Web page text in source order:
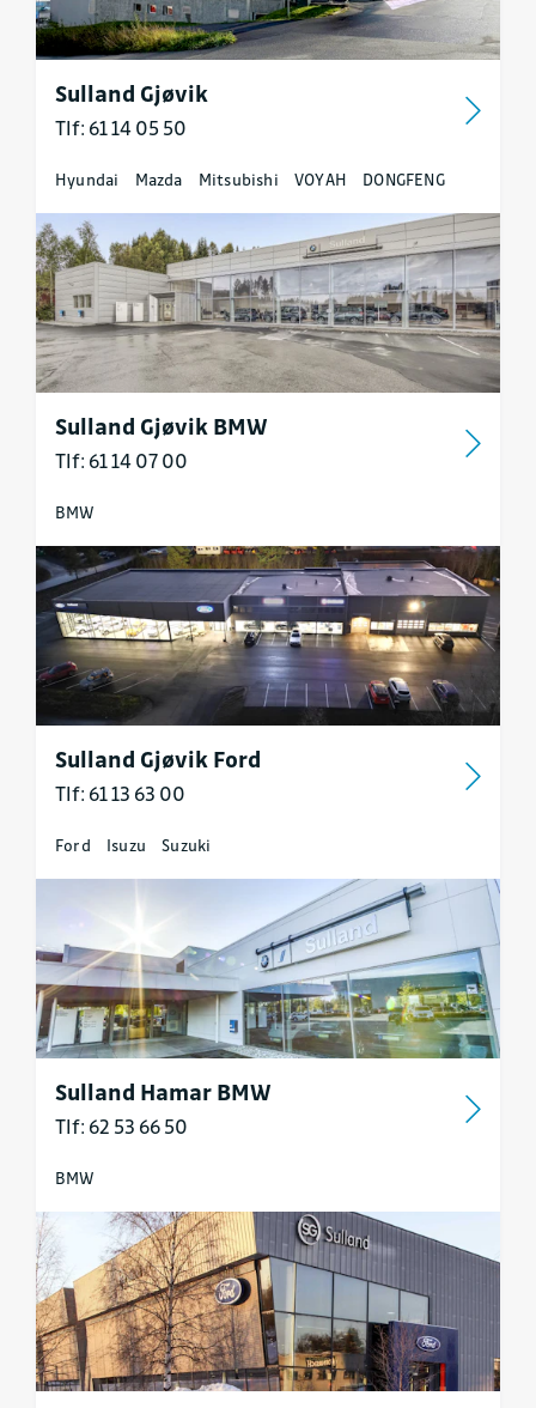
Sulland Gjøvik
Tlf: 61 14 05 50
Hyundai Mazda Mitsubishi VOYAH DONGFENG
Sulland Gjøvik BMW
Tlf: 61 14 07 00
BMW
Sulland Gjøvik Ford
Tlf: 61 13 63 00
Ford Isuzu Suzuki
Sulland Hamar BMW
Tlf: 62 53 66 50
BMW